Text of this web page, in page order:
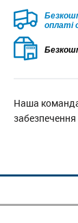
оплаті
Наша команда